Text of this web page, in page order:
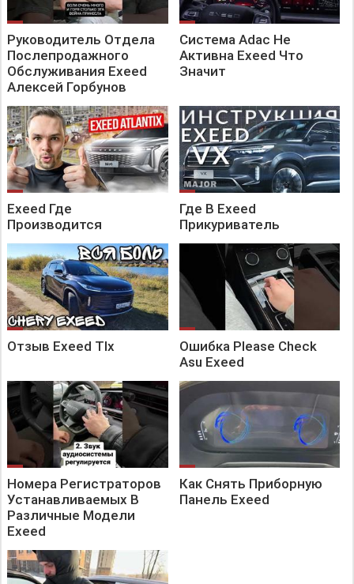
Руководитель Отдела
Послепродажного
Обслуживания Exeed
Алексей Горбунов
Система Adac Не
Активна Exeed Что
Значит
Exeed Где
Производится
Где В Exeed
Прикуриватель
Отзыв Exeed Tlx
Ошибка Please Check
Asu Exeed
Номера Регистраторов
Устанавливаемых В
Различные Модели
Exeed
Как Снять Приборную
Панель Exeed